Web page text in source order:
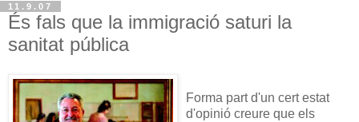
11.9.07
És fals que la immigració saturi la
sanitat pública
Forma part d'un cert estat
d'opinió creure que els